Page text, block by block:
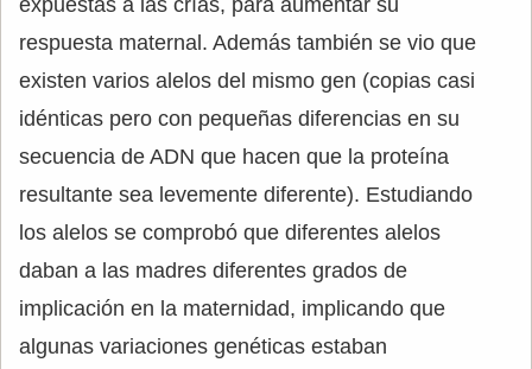
expuestas a las crías, para aumentar su
respuesta maternal. Además también se vio que
existen varios alelos del mismo gen (copias casi
idénticas pero con pequeñas diferencias en su
secuencia de ADN que hacen que la proteína
resultante sea levemente diferente). Estudiando
los alelos se comprobó que diferentes alelos
daban a las madres diferentes grados de
implicación en la maternidad, implicando que
algunas variaciones genéticas estaban